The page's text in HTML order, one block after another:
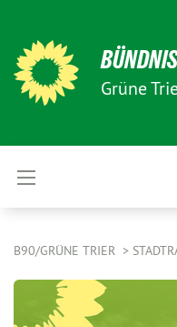
Grüne
B90/GRÜNE TRIER